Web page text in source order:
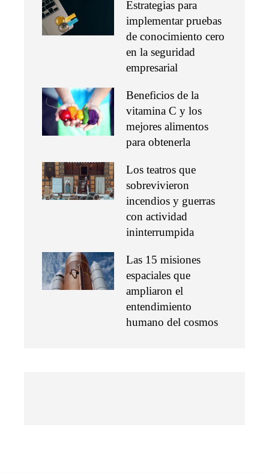
Estrategias para
implementar pruebas
de conocimiento cero
en la seguridad
empresarial
Beneficios de la
vitamina C y los
mejores alimentos
para obtenerla
Los teatros que
sobrevivieron
incendios y guerras
con actividad
ininterrumpida
Las 15 misiones
espaciales que
ampliaron el
entendimiento
humano del cosmos